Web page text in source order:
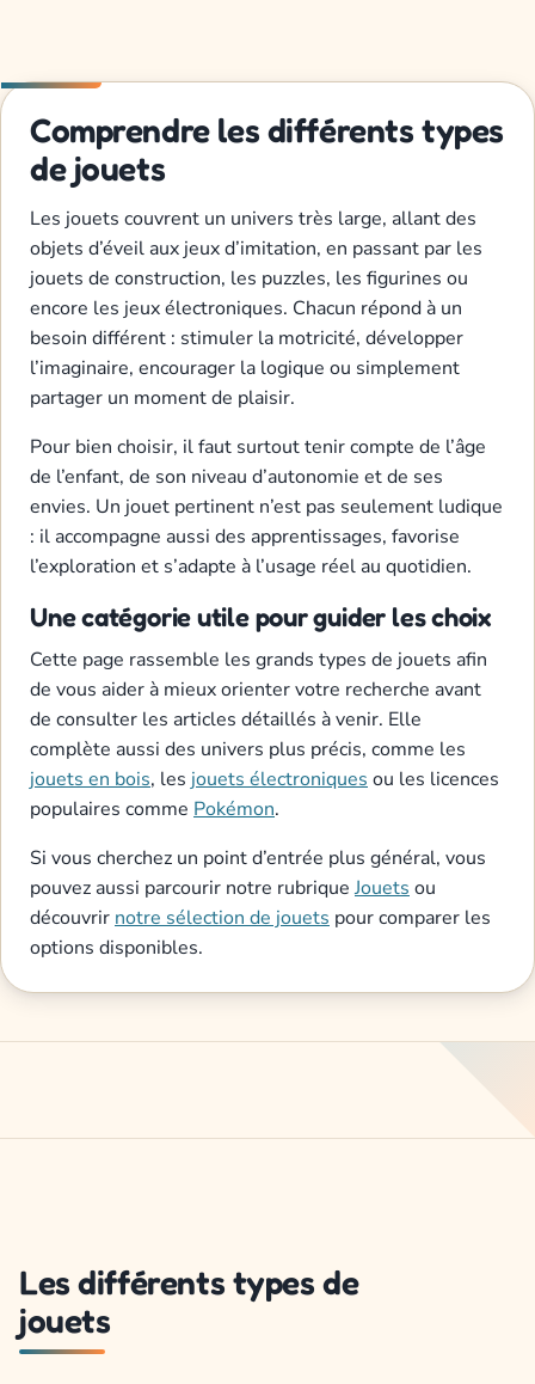
Comprendre les différents types
de jouets
Les jouets couvrent un univers très large, allant des
objets d’éveil aux jeux d’imitation, en passant par les
jouets de construction, les puzzles, les figurines ou
encore les jeux électroniques. Chacun répond à un
besoin différent : stimuler la motricité, développer
l’imaginaire, encourager la logique ou simplement
partager un moment de plaisir.
Pour bien choisir, il faut surtout tenir compte de l’âge
de l’enfant, de son niveau d’autonomie et de ses
envies. Un jouet pertinent n’est pas seulement ludique
: il accompagne aussi des apprentissages, favorise
l’exploration et s’adapte à l’usage réel au quotidien.
Une catégorie utile pour guider les choix
Cette page rassemble les grands types de jouets afin
de vous aider à mieux orienter votre recherche avant
de consulter les articles détaillés à venir. Elle
complète aussi des univers plus précis, comme les
jouets en bois, les jouets électroniques ou les licences
populaires comme Pokémon.
Si vous cherchez un point d’entrée plus général, vous
pouvez aussi parcourir notre rubriqueJouets ou
découvrir notre sélection de jouets pour comparer les
options disponibles.
Les différents types de
jouets